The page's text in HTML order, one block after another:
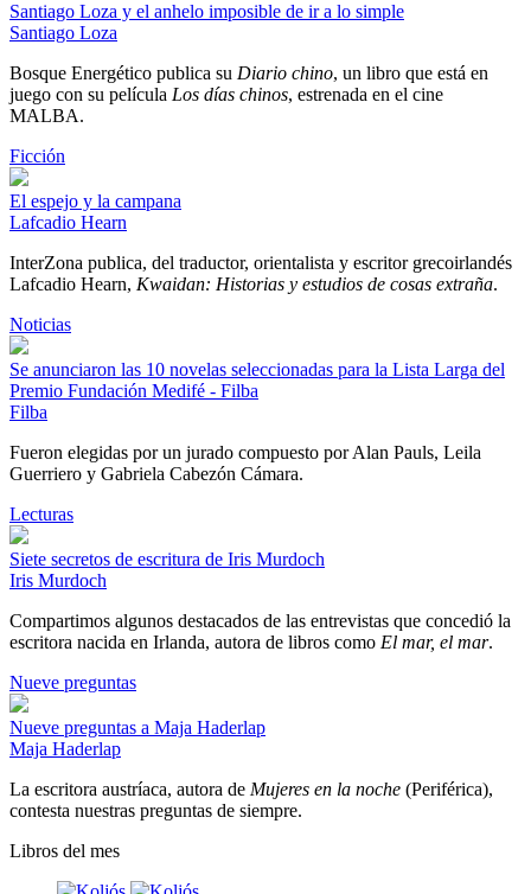
Santiago Loza y el anhelo imposible de ir a lo simple
Santiago Loza
Bosque Energético publica su Diario chino, un libro que está en
juego con su película Los días chinos, estrenada en el cine
MALBA.
Ficción
El espejo y la campana
Lafcadio Hearn
InterZona publica, del traductor, orientalista y escritor grecoirlandés
Lafcadio Hearn, Kwaidan: Historias y estudios de cosas extraña.
Noticias
Se anunciaron las 10 novelas seleccionadas para la Lista Larga del
Premio Fundación Medifé - Filba
Filba
Fueron elegidas por un jurado compuesto por Alan Pauls, Leila
Guerriero y Gabriela Cabezón Cámara.
Lecturas
Siete secretos de escritura de Iris Murdoch
Iris Murdoch
Compartimos algunos destacados de las entrevistas que concedió la
escritora nacida en Irlanda, autora de libros como El mar, el mar.
Nueve preguntas
Nueve preguntas a Maja Haderlap
Maja Haderlap
La escritora austríaca, autora de Mujeres en la noche (Periférica),
contesta nuestras preguntas de siempre.
Libros del mes